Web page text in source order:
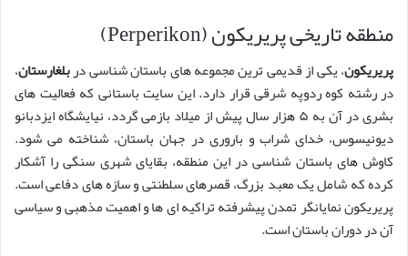
منطقه تاریخی پریریکون (Perperikon)
پریریکون، یکی از قدیمی ترین مجموعه های باستان شناسی دربلغارستان،
در رشته کوه ردوپه شرقی قرار دارد. این سایت باستانی که فعالیت های
بشری در آن به ۵ هزار سال پیش از میلاد بازمی گردد، نیایشگاه ایزدبانو
دیونیسوس، خدای شراب و باروری در جهان باستان، شناخته می شود.
کاوش های باستان شناسی در این منطقه، بقایای شهری سنگی را آشکار
کرده که شامل یک معبد بزرگ، قصرهای سلطنتی و سازه های دفاعی است.
پریریکون نمایانگر تمدن پیشرفته تراکیه ای ها و اهمیت مذهبی و سیاسی
آن در دوران باستان است.